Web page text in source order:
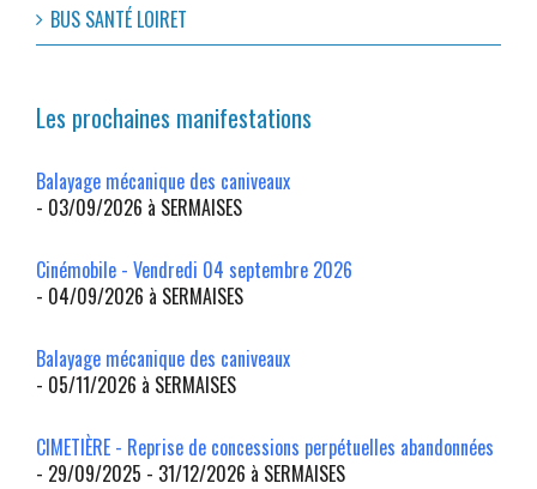
BUS SANTÉ LOIRET
Les prochaines manifestations
Balayage mécanique des caniveaux
- 03/09/2026 à SERMAISES
Cinémobile - Vendredi 04 septembre 2026
- 04/09/2026 à SERMAISES
Balayage mécanique des caniveaux
- 05/11/2026 à SERMAISES
CIMETIÈRE - Reprise de concessions perpétuelles abandonnées
- 29/09/2025 - 31/12/2026 à SERMAISES